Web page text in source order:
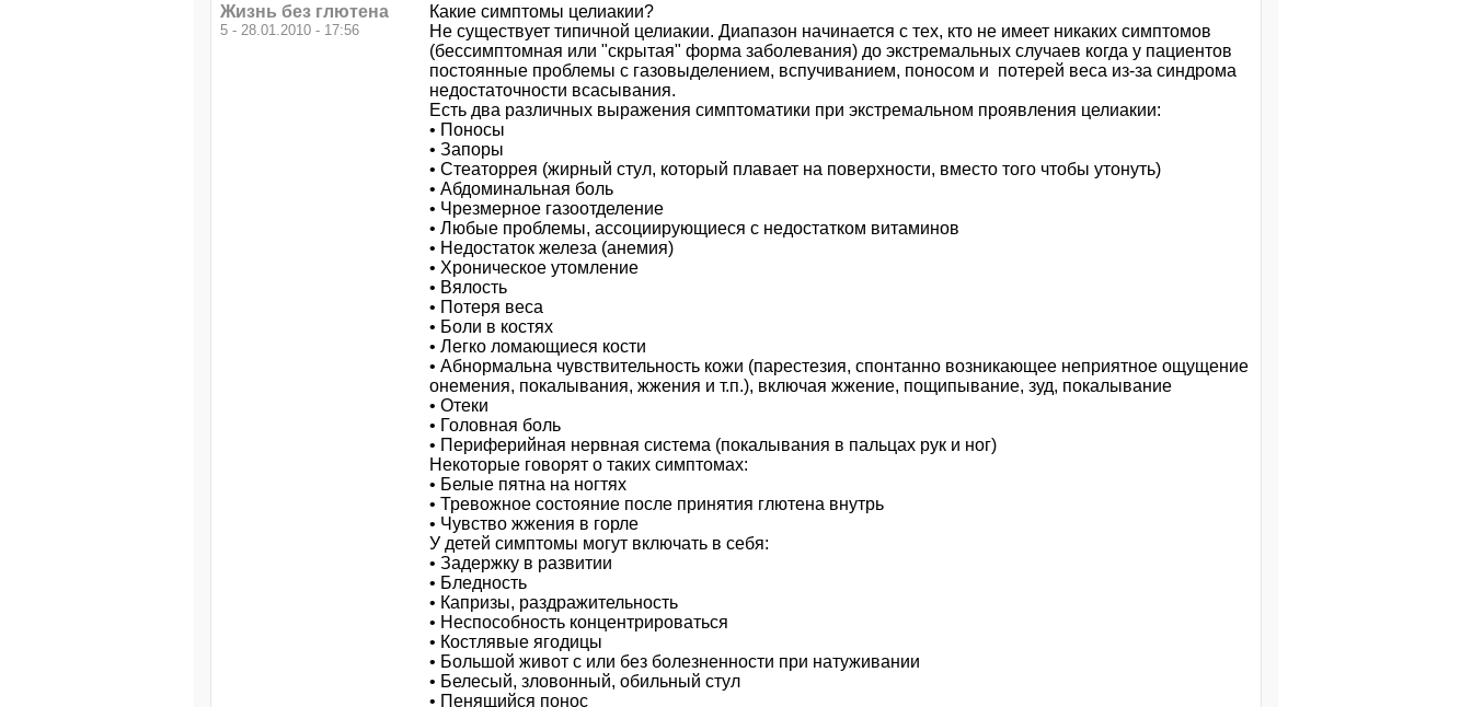
Жизнь без глютена
5 - 28.01.2010 - 17:56
Какие симптомы целиакии?
Не существует типичной целиакии. Диапазон начинается с тех, кто не имеет никаких симптомов
(бессимптомная или "скрытая" форма заболевания) до экстремальных случаев когда у пациентов
постоянные проблемы с газовыделением, вспучиванием, поносом и потерей веса из-за синдрома
недостаточности всасывания.
Есть два различных выражения симптоматики при экстремальном проявления целиакии:
• Поносы
• Запоры
• Стеаторрея (жирный стул, который плавает на поверхности, вместо того чтобы утонуть)
• Абдоминальная боль
• Чрезмерное газоотделение
• Любые проблемы, ассоциирующиеся с недостатком витаминов
• Недостаток железа (анемия)
• Хроническое утомление
• Вялость
• Потеря веса
• Боли в костях
• Легко ломающиеся кости
• Абнормальна чувствительность кожи (парестезия, спонтанно возникающее неприятное ощущение
онемения, покалывания, жжения и т.п.), включая жжение, пощипывание, зуд, покалывание
• Отеки
• Головная боль
• Периферийная нервная система (покалывания в пальцах рук и ног)
Некоторые говорят о таких симптомах:
• Белые пятна на ногтях
• Тревожное состояние после принятия глютена внутрь
• Чувство жжения в горле
У детей симптомы могут включать в себя:
• Задержку в развитии
• Бледность
• Капризы, раздражительность
• Неспособность концентрироваться
• Костлявые ягодицы
• Большой живот с или без болезненности при натуживании
• Белесый, зловонный, обильный стул
• Пенящийся понос